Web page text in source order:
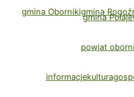
gmina Obornikigmina
gmina
powiat
informacjekultura